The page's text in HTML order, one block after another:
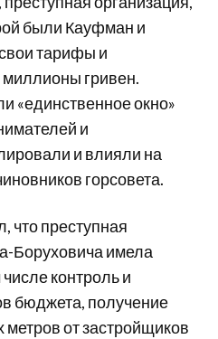
были Кауфман и
тарифы и
гривен.
«единственное окно»
и
и влияли на
горсовета.
что преступная
Боруховича имела
контроль и
бюджета, получение
метров от застройщиков